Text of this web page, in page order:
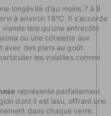
longévité d'au moins 7 à 8
à environ 18°C. Il s'accorde
tels qu'une entrecôte
ou une côtelette aux
avec des plats au goût
les volatiles comme
représente parfaitement
dont il est issu, offrant une
dans chaque verre.